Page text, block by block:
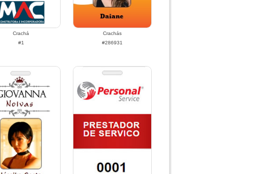
Crachá
#1
Crachás
#286931